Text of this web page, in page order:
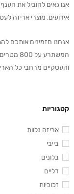
אנו גאים להוביל את
אירועים, מוצרי אריזה
אנחנו מזמינים אותכם
המשתרע
והעסקיים מרחבי כל
קטגוריות
אריזה נלוות
בייבי
בלונים
דליים
זכוכיות